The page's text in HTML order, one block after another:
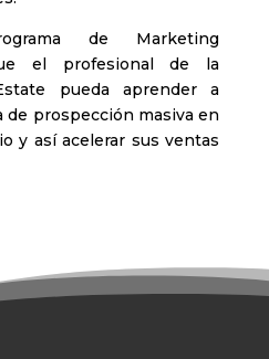
de Marketing
el profesional de la
pueda aprender a
prospección masiva en
y así acelerar sus ventas